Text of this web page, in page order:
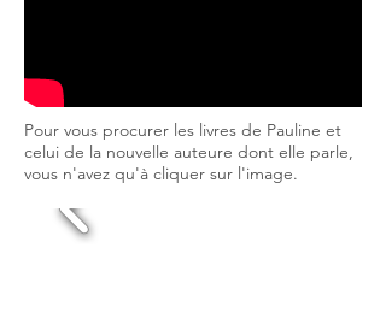
Pour vous procurer les livres de Pauline et
celui de la nouvelle auteure dont elle parle,
vous n'avez qu'à cliquer sur l'image.